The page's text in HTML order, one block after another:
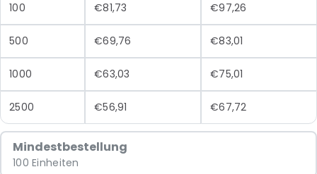
100 €81,73 €97,26
500 €69,76 €83,01
1000 €63,03 €75,01
2500 €56,91 €67,72
Mindestbestellung
100 Einheiten